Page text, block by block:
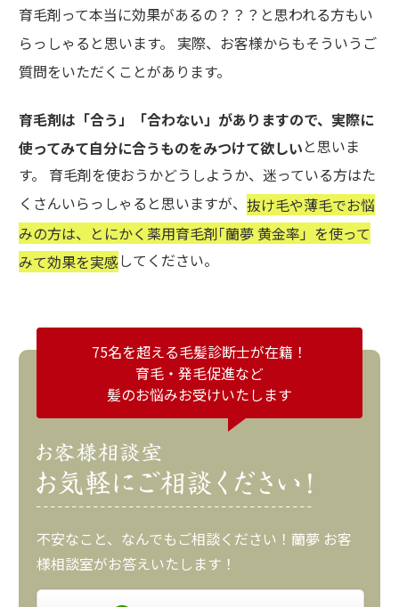
育毛剤って本当に効果があるの？？？と思われる方もい
らっしゃると思います。 実際、お客様からもそういうご
質問をいただくことがあります。
育毛剤は「合う」「合わない」がありますので、実際に
使ってみて自分に合うものをみつけて欲しいと思いま
す。 育毛剤を使おうかどうしようか、迷っている方はた
くさんいらっしゃると思いますが、 抜け毛や薄毛でお悩
みの方は、とにかく薬用育毛剤｢蘭夢 黄金率」を使って
みて効果を実感してください。
75名を超える毛髪診断士が在籍！
育毛・発毛促進など
髪のお悩みお受けいたします
不安なこと、なんでもご相談ください！蘭夢 お客
様相談室がお答えいたします！